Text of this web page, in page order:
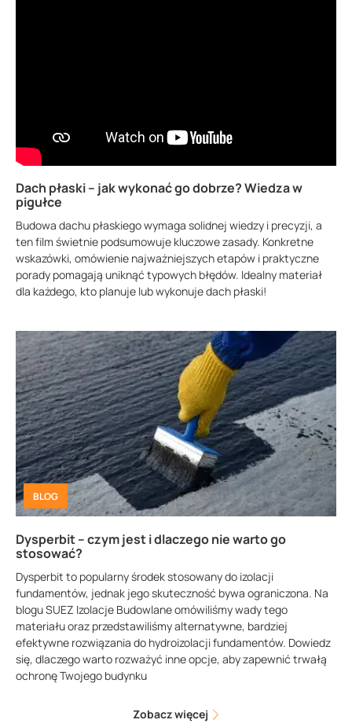
Dach płaski – jak wykonać go dobrze? Wiedza w
pigułce
Budowa dachu płaskiego wymaga solidnej wiedzy i precyzji, a
ten film świetnie podsumowuje kluczowe zasady. Konkretne
wskazówki, omówienie najważniejszych etapów i praktyczne
porady pomagają uniknąć typowych błędów. Idealny materiał
dla każdego, kto planuje lub wykonuje dach płaski!
BLOG
Dysperbit – czym jest i dlaczego nie warto go
stosować?
Dysperbit to popularny środek stosowany do izolacji
fundamentów, jednak jego skuteczność bywa ograniczona. Na
blogu SUEZ Izolacje Budowlane omówiliśmy wady tego
materiału oraz przedstawiliśmy alternatywne, bardziej
efektywne rozwiązania do hydroizolacji fundamentów. Dowiedz
się, dlaczego warto rozważyć inne opcje, aby zapewnić trwałą
ochronę Twojego budynku
Zobacz więcej